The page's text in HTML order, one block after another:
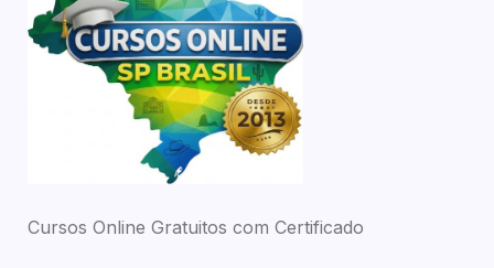
Cursos Online Gratuitos com Certificado